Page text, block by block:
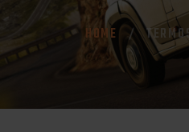
HOME